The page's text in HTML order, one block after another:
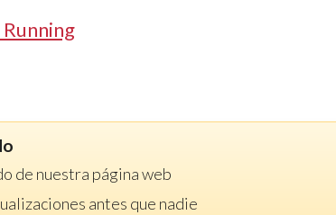
de nuestra página web
antes que nadie